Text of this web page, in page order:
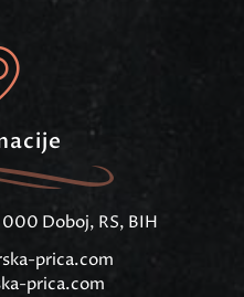
Doboj, RS, BIH
prica.com
prica.com